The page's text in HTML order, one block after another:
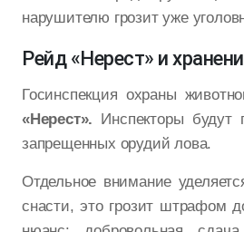
нарушителю грозит уже
Рейд «Нерест» и
Госинспекция охраны
«Нерест». Инспекторы будут
запрещенных орудий лова.
Отдельное внимание
снасти, это грозит штрафом